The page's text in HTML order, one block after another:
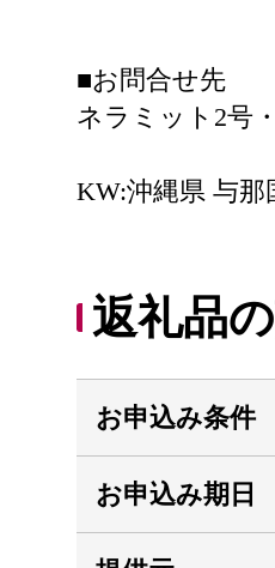
■お問合せ先
ネラミット2号
KW:沖縄県 与
返礼品
お申込み条件
お申込み期日